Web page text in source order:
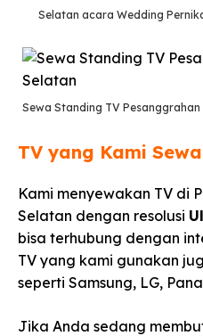
Selatan acara Wedding
Sewa Standing TV
TV yang Kami
Kami menyewakan TV di
Selatan dengan resolusi
bisa terhubung dengan
TV yang kami gunakan
seperti Samsung, LG,
Jika Anda sedang